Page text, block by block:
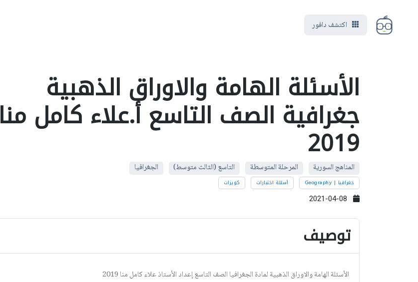
اكتشف دافور
الأسئلة الهامة والاوراق الذهبية
جغرافية الصف التاسع أ.علاء كامل منا
2019
المناهج السورية المرحلة المتوسطة التاسع (الثالث متوسط) الجغرافيا
جغرافيا | Geography أسئلة اختبارات كويزات
توصيف
الأسئلة الهامة والاوراق الذهبية لمادة الجغرافيا الصف التاسع إعداد الأستاذ علاء كامل منا 2019